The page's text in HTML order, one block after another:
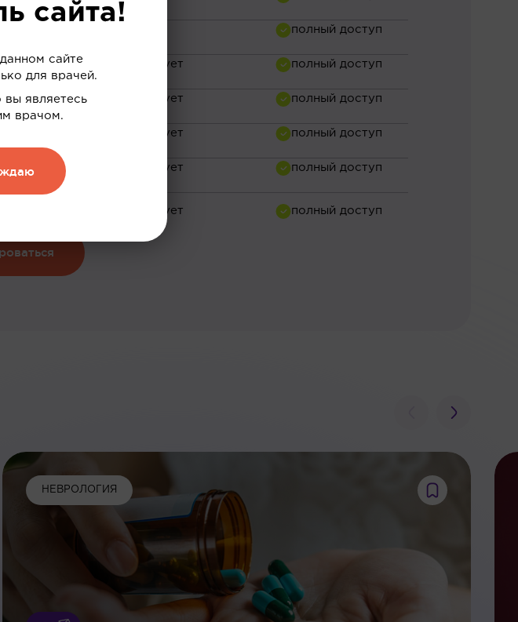
НЕВРОЛОГИЯ
сайта!
сайте
для врачей.
вы являетесь
врачом.